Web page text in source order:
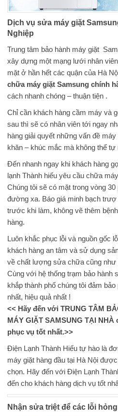
Dịch vụ sửa máy giặt
Nghiệp
Trung tâm bảo hành máy giặt
xây dựng một mạng lưới nhân
mặt ở hần hết các quận của Hà
chữa máy giặt Samsung chính
cách nhanh chóng – thuận tiện .
Chỉ cần khách hàng cầm máy và
sau thì sẽ có nhân viên tới ngay
hàng giải quyết những vấn đề
khăn – khúc mắc mà không thể
Đến nhanh ngay khi khách hàng
lạnh Thành hiếu yêu cầu chữa
Chúng tôi sẽ có mặt trong vòng 30
đường xa. Báo giá minh bạch
trước khi làm, không vẽ thêm
hàng.
Luôn khắc phục lỗi và nguồn gốc
khách hàng an tâm và sử dụng
về chất lượng sửa chữa cũng như
Cùng với hệ thống trạm bảo hành
khắp thành phố chúng tôi đảm
nhất, hiệu quả nhất !
<< Hãy đến với TRUNG TÂM
MÁY GIẶT SAMSUNG TẠI
phục vụ tốt nhất.>>
Điện Lạnh Thành Hiếu tự hào là
máy giặt hàng đầu tại Hà Nội
chọn. Hãy đến với Điện Lạnh
đến cho khách hàng dịch vụ tốt
Nhận sửa triệt để các lỗi